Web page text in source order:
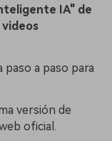
IA" de
videos
a paso para
versión de
oficial.